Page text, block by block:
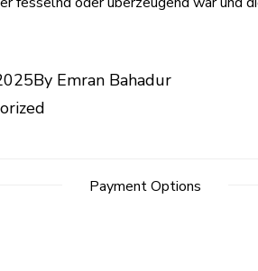
By Emran Bahadur
Payment Options